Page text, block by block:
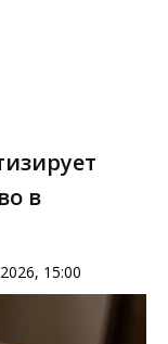
в
15:00